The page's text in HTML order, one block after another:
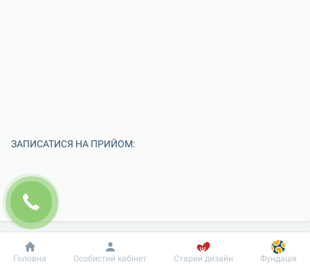
ЗАПИСАТИСЯ НА ПРИЙОМ:
Добробут Інформація Пацієнту
Головна Особистий кабінет Старий дизайн Фундація